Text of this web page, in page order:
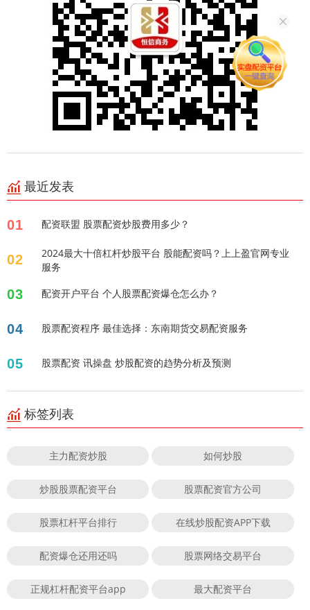
最近发表
01 配资联盟 股票配资炒股费用多少？
02
2024最大十倍杠杆炒股平台 股能配资吗？上上盈官网专业
服务
03 配资开户平台 个人股票配资爆仓怎么办？
04 股票配资程序 最佳选择：东南期货交易配资服务
05 股票配资 讯操盘 炒股配资的趋势分析及预测
标签列表
主力配资炒股 如何炒股
炒股股票配资平台 股票配资官方公司
股票杠杆平台排行 在线炒股配资APP下载
配资爆仓还用还吗 股票网络交易平台
正规杠杆配资平台app 最大配资平台